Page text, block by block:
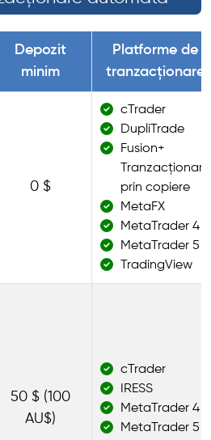
Depozit
minim
Platforme de
tranzacționare
0 $
cTrader
DupliTrade
Fusion+
Tranzacționare
prin copiere
MetaFX
MetaTrader 4
MetaTrader 5
TradingView
50 $ (100
AU$)
cTrader
IRESS
MetaTrader 4
MetaTrader 5